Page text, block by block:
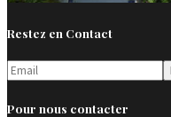
Restez en Contact
Pour nous contacter